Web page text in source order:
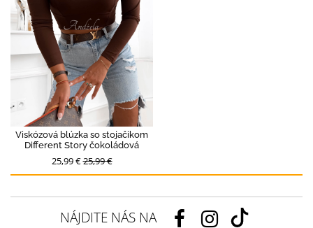
Viskózová blúzka so stojačikom
Different Story čokoládová
25,99 €25,99 €
NÁJDITE NÁS NA